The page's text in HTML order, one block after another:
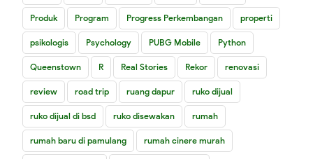
Produk Program Progress Perkembangan properti
psikologis Psychology PUBG Mobile Python
Queenstown R Real Stories Rekor renovasi
review road trip ruang dapur ruko dijual
ruko dijual di bsd ruko disewakan rumah
rumah baru di pamulang rumah cinere murah